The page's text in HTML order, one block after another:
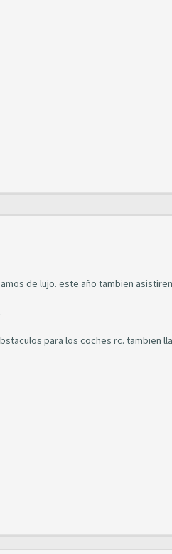
de lujo. este año tambien
para los coches rc. tambien